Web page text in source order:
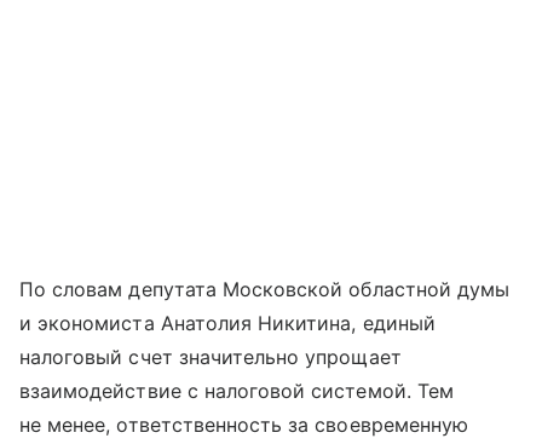
По словам депутата Московской областной думы
и экономиста Анатолия Никитина, единый
налоговый счет значительно упрощает
взаимодействие с налоговой системой. Тем
не менее, ответственность за своевременную